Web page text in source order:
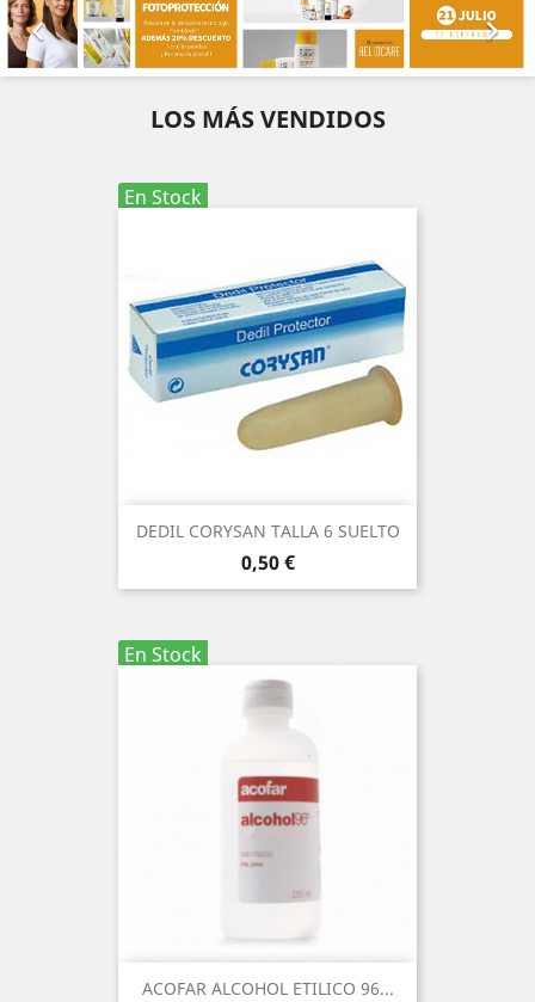
 
LOS MÁS VENDIDOS
En Stock
DEDIL CORYSAN TALLA 6 SUELTO
Precio
0,50 €
En Stock
ACOFAR ALCOHOL ETILICO 96...